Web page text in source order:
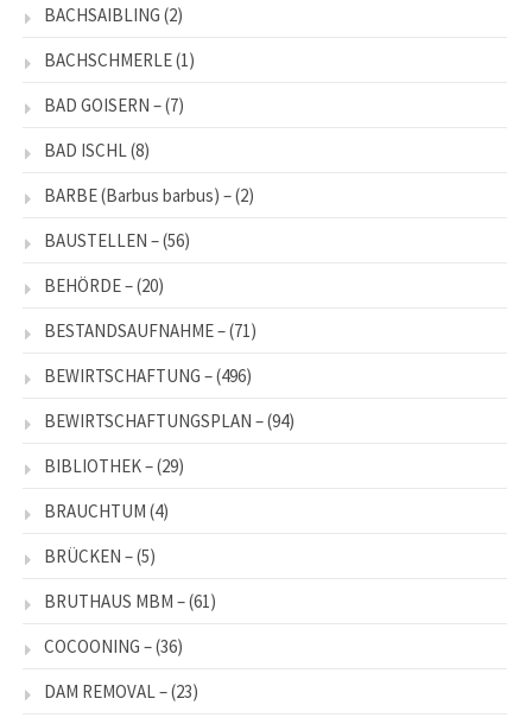
BACHSAIBLING (2)
BACHSCHMERLE(1)
BAD GOISERN –(7)
BAD ISCHL(8)
BARBE (Barbus barbus) –(2)
BAUSTELLEN –(56)
BEHÖRDE –(20)
BESTANDSAUFNAHME –(71)
BEWIRTSCHAFTUNG –(496)
BEWIRTSCHAFTUNGSPLAN –(94)
BIBLIOTHEK –(29)
BRAUCHTUM (4)
BRÜCKEN –(5)
BRUTHAUS MBM –(61)
COCOONING –(36)
DAM REMOVAL –(23)